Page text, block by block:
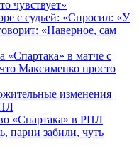
чувствует»
с судьей: «Спросил: «У
«Наверное, сам
«Спартака» в матче с
Максименко просто
изменения
«Спартака» в РПЛ
парни забили, чуть